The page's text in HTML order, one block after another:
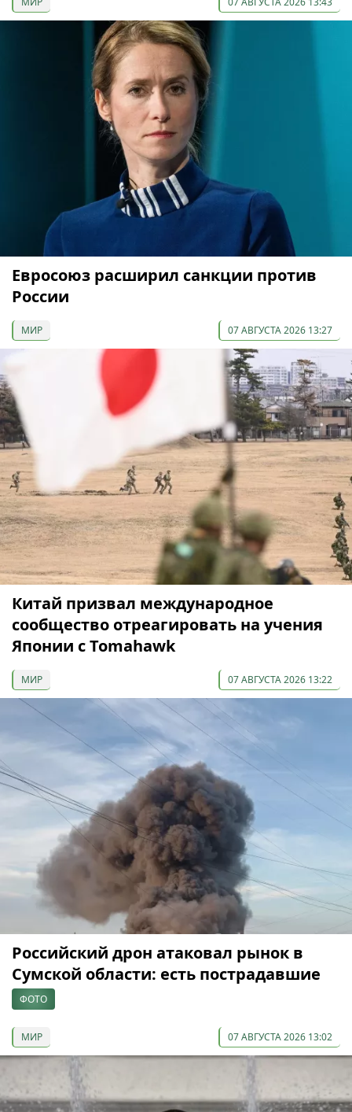
Евросоюз расширил санкции против
России
МИР 07 АВГУСТА 2026 13:27
Китай призвал международное
сообщество отреагировать на учения
Японии с Tomahawk
МИР 07 АВГУСТА 2026 13:22
Российский дрон атаковал рынок в
Сумской области: есть пострадавшие
ФОТО
МИР 07 АВГУСТА 2026 13:02